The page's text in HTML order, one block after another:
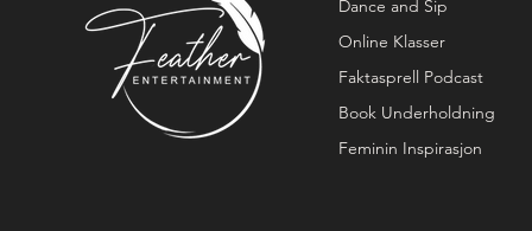
Dance and Sip
Online Klasser
Faktasprell Podcast
Book Underholdning
Feminin Inspirasjon